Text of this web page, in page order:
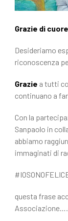
Grazie di
Desideriamo
riconoscenza
Grazie a tutti
continuano a
Con la
Sanpaolo in
abbiamo
immaginati di
questa frase